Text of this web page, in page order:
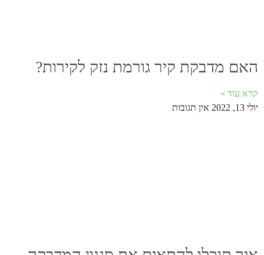
האם מדבקת קיר גורמת נזק לקירות?
קרא עוד »
יולי 13, 2022
אין תגובות